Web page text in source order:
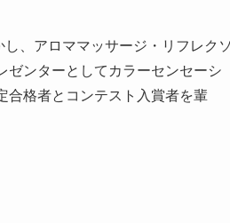
、アロママッサージ・リフレク
ゼンターとしてカラーセンセーシ
合格者とコンテスト入賞者を輩